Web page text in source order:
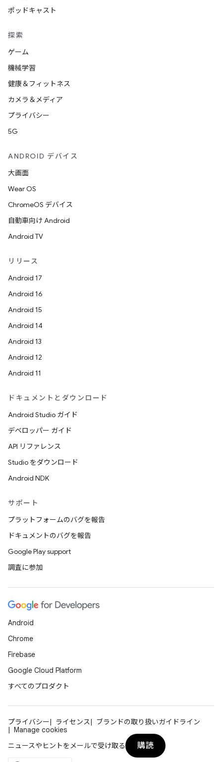
ポッドキャスト
探索
ゲーム
機械学習
健康＆フィットネス
カメラ＆メディア
プライバシー
5G
ANDROID デバイス
大画面
Wear OS
ChromeOS デバイス
自動車向け Android
Android TV
リリース
Android 17
Android 16
Android 15
Android 14
Android 13
Android 12
Android 11
ドキュメントとダウンロード
Android Studio ガイド
デベロッパー ガイド
API リファレンス
Studio をダウンロード
Android NDK
サポート
プラットフォームのバグを報告
ドキュメントのバグを報告
Google Play support
調査に参加
Android
Chrome
Firebase
Google Cloud Platform
すべてのプロダクト
プライバシー ライセンス
ブランドの取り扱いガイドライン
Manage cookies
ニュースやヒントをメールで受け取る
購読